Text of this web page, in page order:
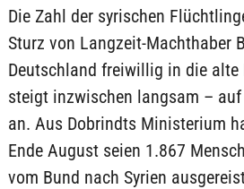
Die Zahl der syrischen
Sturz von Langzeit-Machthaber
Deutschland freiwillig in die alte
steigt inzwischen langsam –
an. Aus Dobrindts Ministerium
Ende August seien 1.867
vom Bund nach Syrien